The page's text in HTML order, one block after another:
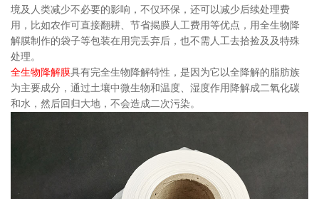
境及人类减少不必要的影响，不仅环保，还可以减少后续处理费
用，比如农作可直接翻耕、节省揭膜人工费用等优点，用全生物降
解膜制作的袋子等包装在用完丢弃后，也不需人工去拾捡及及特殊
处理。
全生物降解膜具有完全生物降解特性，是因为它以全降解的脂肪族
为主要成分，通过土壤中微生物和温度、湿度作用降解成二氧化碳
和水，然后回归大地，不会造成二次污染。